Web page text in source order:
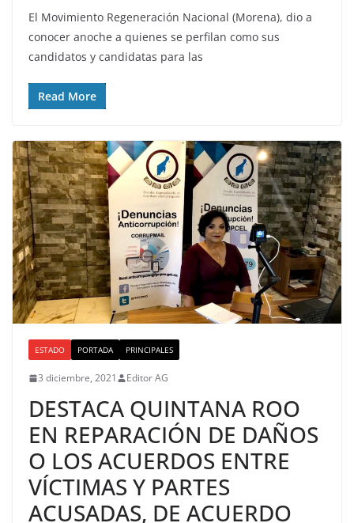
El Movimiento Regeneración Nacional (Morena), dio a
conocer anoche a quienes se perfilan como sus
candidatos y candidatas para las
Read More
ESTADO PORTADA PRINCIPALES
3 diciembre, 2021 Editor AG
DESTACA QUINTANA ROO
EN REPARACIÓN DE DAÑOS
O LOS ACUERDOS ENTRE
VÍCTIMAS Y PARTES
ACUSADAS, DE ACUERDO